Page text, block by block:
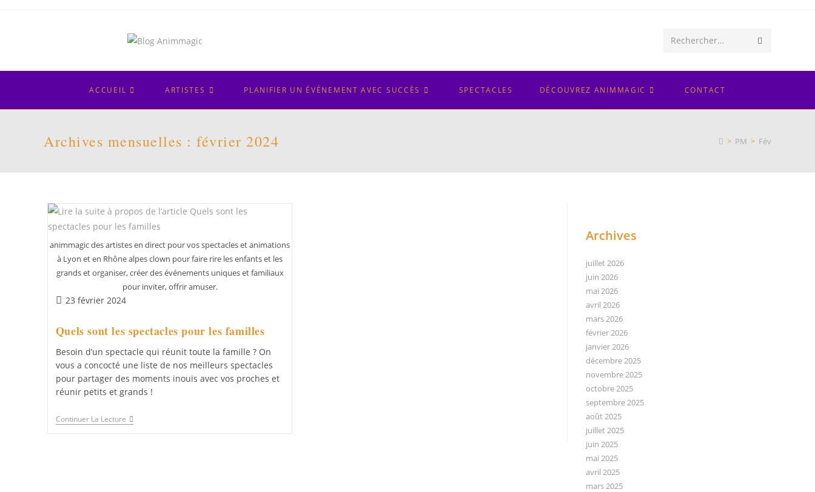
Rechercher…
ACCUEIL ARTISTES PLANIFIER UN ÉVÉNEMENT AVEC SUCCÈS SPECTACLES DÉCOUVREZ ANIMMAGIC CONTACT
Archives mensuelles : février 2024 > PM > Fév
animmagic des artistes en direct pour vos spectacles et animations
à Lyon et en Rhône alpes clown pour faire rire les enfants et les
grands et organiser, créer des événements uniques et familiaux
pour inviter, offrir amuser.
Publication
23 février 2024
Quels sont les spectacles pour les familles
Besoin d’un spectacle qui réunit toute la famille ? On
vous a concocté une liste de nos meilleurs spectacles
pour partager des moments inouïs avec vos proches et
réunir petits et grands !
Continuer La LectureQuels
Sont
Archives
juillet 2026
juin 2026
mai 2026
avril 2026
mars 2026
février 2026
janvier 2026
décembre 2025
novembre 2025
octobre 2025
septembre 2025
août 2025
juillet 2025
juin 2025
mai 2025
avril 2025
mars 2025